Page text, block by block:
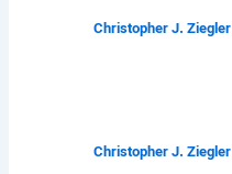
Christopher J. Ziegler
Christopher J. Ziegler